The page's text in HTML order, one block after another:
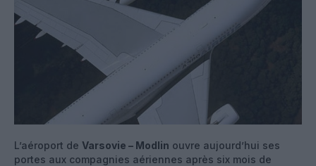
L’aéroport de Varsovie – Modlin ouvre aujourd’hui ses
portes aux compagnies aériennes après six mois de